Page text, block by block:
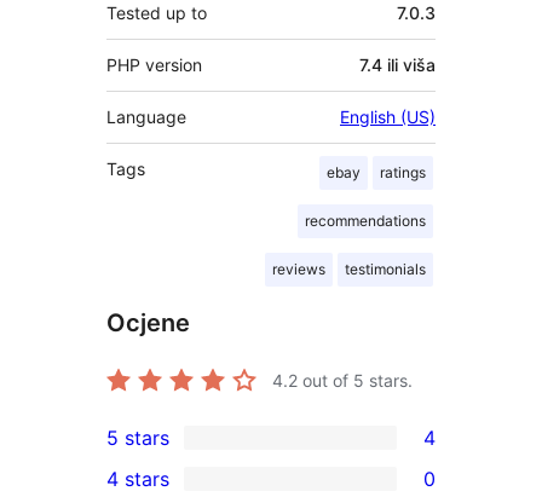
Tested up to 7.0.3
PHP version 7.4 ili viša
Language English (US)
Tags ebay ratings
recommendations
reviews testimonials
Ocjene
4.2 out of 5 stars.
4
5-
5 stars 4
4 stars 0